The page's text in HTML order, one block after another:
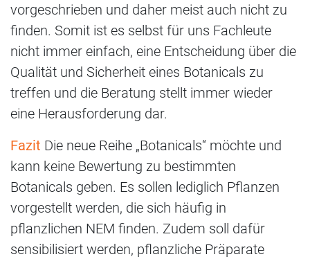
vorgeschrieben und daher meist auch nicht zu
finden. Somit ist es selbst für uns Fachleute
nicht immer einfach, eine Entscheidung über die
Qualität und Sicherheit eines Botanicals zu
treffen und die Beratung stellt immer wieder
eine Herausforderung dar.
Fazit Die neue Reihe „Botanicals“ möchte und
kann keine Bewertung zu bestimmten
Botanicals geben. Es sollen lediglich Pflanzen
vorgestellt werden, die sich häufig in
pflanzlichen NEM finden. Zudem soll dafür
sensibilisiert werden, pflanzliche Präparate